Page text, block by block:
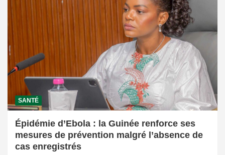
SANTÉ
Épidémie d’Ebola : la Guinée renforce ses
mesures de prévention malgré l’absence de
cas enregistrés